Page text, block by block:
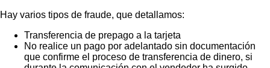
Hay varios tipos de fraude, que detallamos:
Transferencia de prepago a la tarjeta
No realice un pago por adelantado sin documentación
que confirme el proceso de transferencia de dinero, si